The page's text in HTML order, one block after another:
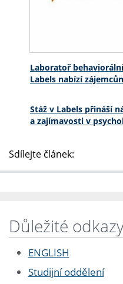
Laboratoř
Labels nabízí
Stáž v Labels přináší
a zajímavosti v
Sdílejte článek:
Důležité
ENGLISH
Studijní oddělení